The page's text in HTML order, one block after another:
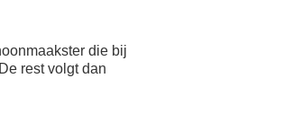
die bij
rest volgt dan